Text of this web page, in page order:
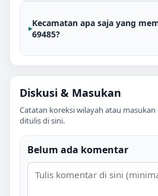
Kecamatan apa saja yang
69485?
Diskusi & Masukan
Catatan koreksi wilayah atau
ditulis di sini.
Belum ada komentar